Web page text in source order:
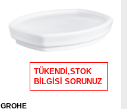
TÜKENDİ,STOK
BİLGİSİ SORUNUZ
GROHE